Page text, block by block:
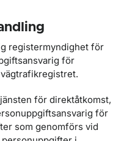
registermyndighet för
för
för direktåtkomst,
för
som genomförs vid